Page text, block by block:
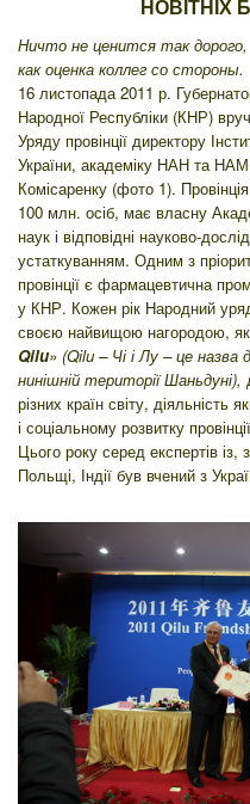
НОВІТНІХ
Ничто не ценится так дорого,
как оценка коллег со стороны.
16 листопада 2011 р.
Народної Республіки (КНР)
Уряду провінції директору
України, академіку НАН та
Комісаренку (фото 1).
100 млн. осіб, має власну
наук і відповідні науково-
устаткуванням. Одним з
провінції є фармацевтична
у КНР. Кожен рік Народний
своєю найвищою нагородою,
Qilu» (Qilu – Чі і Лу – це
нинішній території Шаньдуні),
різних країн світу,
і соціальному розвитку
Цього року серед експертів
Польщі, Індії був вчений з